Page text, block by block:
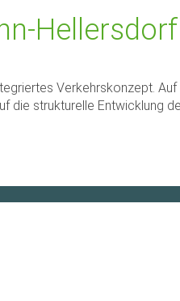
Hellersdorf
Verkehrskonzept.
strukturelle Entwicklung